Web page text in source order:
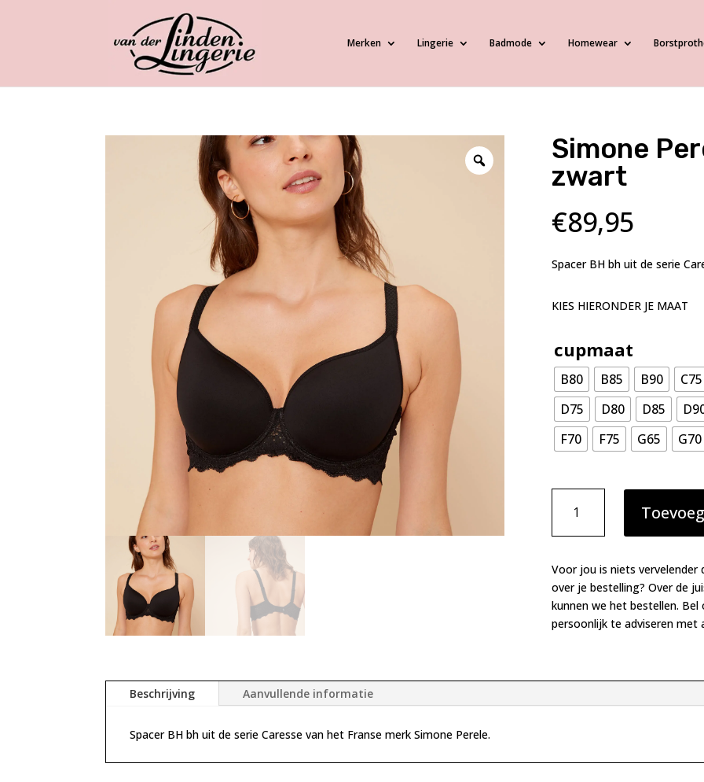
Merken Lingerie Badmode Homewear
Simone
zwart
€89,95
Spacer BH bh uit de serie
KIES HIERONDER JE MAAT
cupmaat
B80 B85 B90
C75
D75
D80 D85
F70
F75 G65 G70
Simone
Perele
Caresse
zwart
aantal
Voor jou is niets
over je bestelling? Over de
kunnen we het bestellen.
persoonlijk te adviseren met
Beschrijving Aanvullende informatie
Spacer BH bh uit de serie Caresse van het Franse merk Simone Perele.